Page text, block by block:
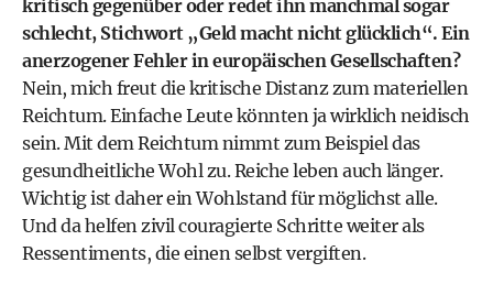
kritisch gegenüber oder redet ihn manchmal sogar
schlecht, Stichwort „Geld macht nicht glücklich“. Ein
anerzogener Fehler in europäischen Gesellschaften?
Nein, mich freut die kritische Distanz zum materiellen
Reichtum. Einfache Leute könnten ja wirklich neidisch
sein. Mit dem Reichtum nimmt zum Beispiel das
gesundheitliche Wohl zu. Reiche leben auch länger.
Wichtig ist daher ein Wohlstand für möglichst alle.
Und da helfen zivil couragierte Schritte weiter als
Ressentiments, die einen selbst vergiften.